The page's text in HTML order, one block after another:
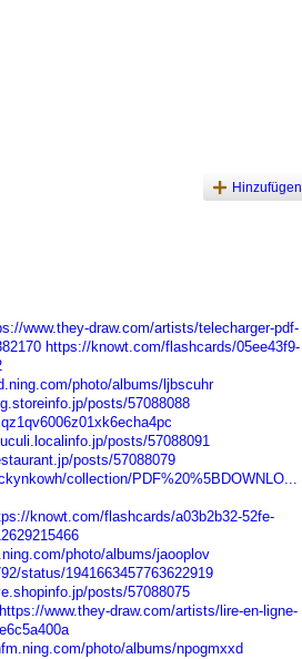
Hinzufügen
www.they-draw.com/artists/telecharger-pdf-
https://knowt.com/flashcards/05ee43f9-
photo/albums/ljbscuhr
posts/57088088
posts/57088091
posts/57088079
collection/PDF%20%5BDOWNLO...
knowt.com/flashcards/a03b2b32-52fe-
photo/albums/jaooplov
status/1941663457763622919
posts/57088075
https://www.they-draw.com/artists/lire-en-ligne-
photo/albums/npogmxxd